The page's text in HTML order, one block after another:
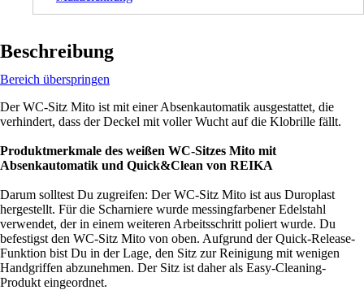
Beschreibung
Bereich überspringen
Der WC-Sitz Mito ist mit einer Absenkautomatik ausgestattet, die
verhindert, dass der Deckel mit voller Wucht auf die Klobrille fällt.
Produktmerkmale des weißen WC-Sitzes Mito mit
Absenkautomatik und Quick&Clean von REIKA
Darum solltest Du zugreifen: Der WC-Sitz Mito ist aus Duroplast
hergestellt. Für die Scharniere wurde messingfarbener Edelstahl
verwendet, der in einem weiteren Arbeitsschritt poliert wurde. Du
befestigst den WC-Sitz Mito von oben. Aufgrund der Quick-Release-
Funktion bist Du in der Lage, den Sitz zur Reinigung mit wenigen
Handgriffen abzunehmen. Der Sitz ist daher als Easy-Cleaning-
Produkt eingeordnet.